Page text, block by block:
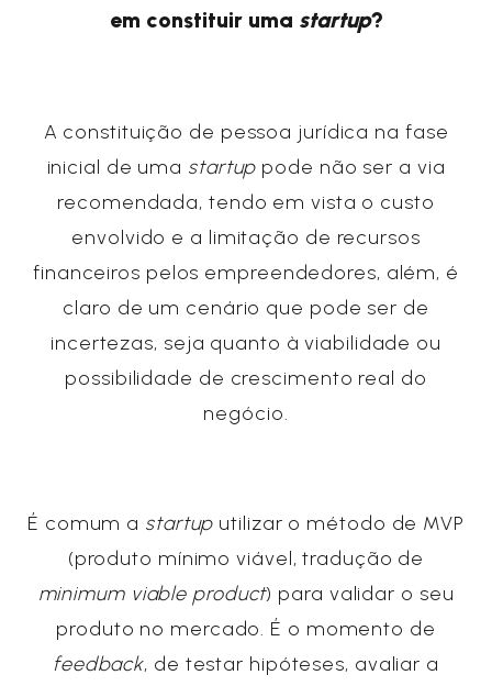
em constituir uma startup?
A constituição de pessoa jurídica na fase
inicial de uma startup pode não ser a via
recomendada, tendo em vista o custo
envolvido e a limitação de recursos
financeiros pelos empreendedores, além, é
claro de um cenário que pode ser de
incertezas, seja quanto à viabilidade ou
possibilidade de crescimento real do
negócio.
É comum a startup utilizar o método de MVP
(produto mínimo viável, tradução de
minimum viable product) para validar o seu
produto no mercado. É o momento de
feedback, de testar hipóteses, avaliar a